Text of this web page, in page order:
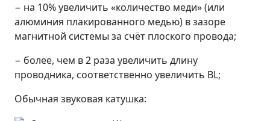
− на 10% увеличить «количество меди» (или
алюминия плакированного медью) в зазоре
магнитной системы за счёт плоского провода;
− более, чем в 2 раза увеличить длину
проводника, соответственно увеличить BL;
Обычная звуковая катушка: